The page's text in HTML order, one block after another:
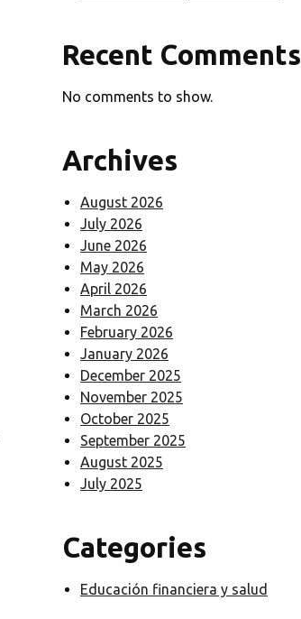
Recent Comments
No comments to show.
Archives
August 2026
July 2026
June 2026
May 2026
April 2026
March 2026
February 2026
January 2026
December 2025
November 2025
October 2025
September 2025
August 2025
July 2025
Categories
Educación financiera y salud